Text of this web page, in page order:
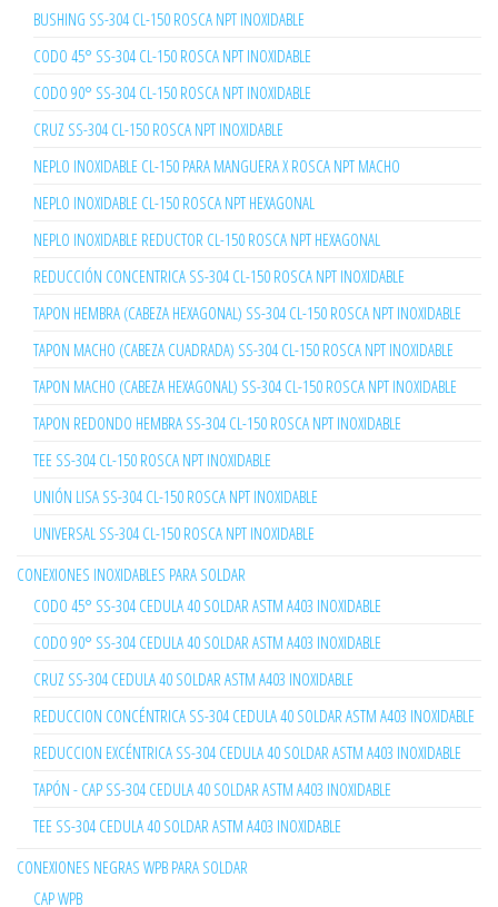
BUSHING SS-304 CL-150 ROSCA NPT INOXIDABLE
CODO 45° SS-304 CL-150 ROSCA NPT INOXIDABLE
CODO 90° SS-304 CL-150 ROSCA NPT INOXIDABLE
CRUZ SS-304 CL-150 ROSCA NPT INOXIDABLE
NEPLO INOXIDABLE CL-150 PARA MANGUERA X ROSCA NPT MACHO
NEPLO INOXIDABLE CL-150 ROSCA NPT HEXAGONAL
NEPLO INOXIDABLE REDUCTOR CL-150 ROSCA NPT HEXAGONAL
REDUCCIÓN CONCENTRICA SS-304 CL-150 ROSCA NPT INOXIDABLE
TAPON HEMBRA (CABEZA HEXAGONAL) SS-304 CL-150 ROSCA NPT INOXIDABLE
TAPON MACHO (CABEZA CUADRADA) SS-304 CL-150 ROSCA NPT INOXIDABLE
TAPON MACHO (CABEZA HEXAGONAL) SS-304 CL-150 ROSCA NPT INOXIDABLE
TAPON REDONDO HEMBRA SS-304 CL-150 ROSCA NPT INOXIDABLE
TEE SS-304 CL-150 ROSCA NPT INOXIDABLE
UNIÓN LISA SS-304 CL-150 ROSCA NPT INOXIDABLE
UNIVERSAL SS-304 CL-150 ROSCA NPT INOXIDABLE
CONEXIONES INOXIDABLES PARA SOLDAR
CODO 45° SS-304 CEDULA 40 SOLDAR ASTM A403 INOXIDABLE
CODO 90° SS-304 CEDULA 40 SOLDAR ASTM A403 INOXIDABLE
CRUZ SS-304 CEDULA 40 SOLDAR ASTM A403 INOXIDABLE
REDUCCION CONCÉNTRICA SS-304 CEDULA 40 SOLDAR ASTM A403 INOXIDABLE
REDUCCION EXCÉNTRICA SS-304 CEDULA 40 SOLDAR ASTM A403 INOXIDABLE
TAPÓN - CAP SS-304 CEDULA 40 SOLDAR ASTM A403 INOXIDABLE
TEE SS-304 CEDULA 40 SOLDAR ASTM A403 INOXIDABLE
CONEXIONES NEGRAS WPB PARA SOLDAR
CAP WPB